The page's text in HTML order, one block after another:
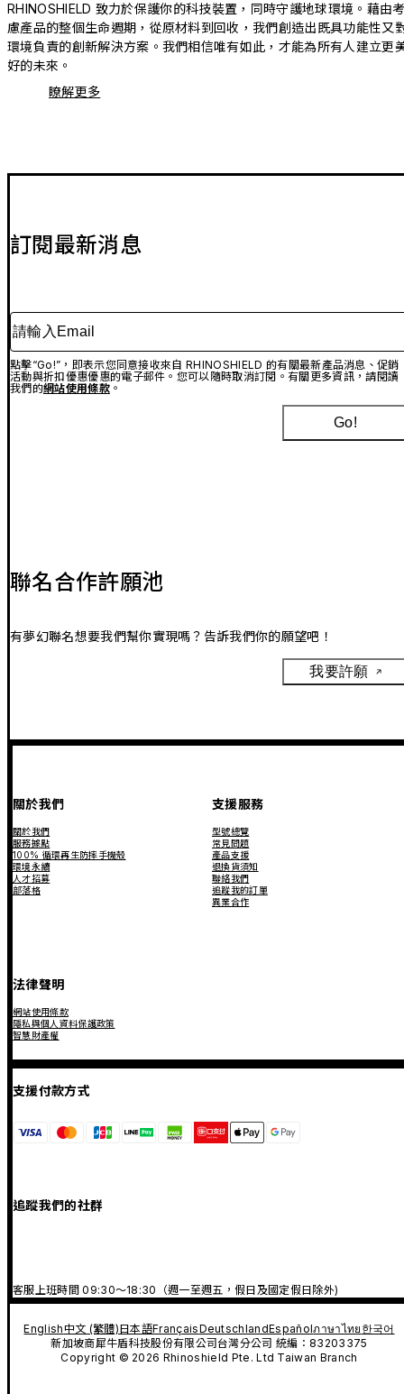
RHINOSHIELD 致力於保護你的科技裝置，同時守護地球環境。藉由
慮產品的整個生命週期，從原材料到回收，我們創造出既具功能性又
環境負責的創新解決方案。我們相信唯有如此，才能為所有人建立更
好的未來。
瞭解更多
訂閱最新消息
請輸入Email
點擊“Go!”，即表示您同意接收來自 RHINOSHIELD 的有關最新產品消息、促銷
活動與折扣優惠優惠的電子郵件。您可以隨時取消訂閱。有關更多資訊，請閱讀
我們的網站使用條款。
Go!
聯名合作許願池
有夢幻聯名想要我們幫你實現嗎？告訴我們你的願望吧！
我要許願
關於我們
關於我們
服務據點
100% 循環再生防摔手機殼
環境永續
人才招募
部落格
支援服務
型號總覽
常見問題
產品支援
退換貨須知
聯絡我們
追蹤我的訂單
異業合作
法律聲明
網站使用條款
隱私與個人資料保護政策
智慧財產權
支援付款方式
追蹤我們的社群
客服上班時間 09:30～18:30（週一至週五，假日及國定假日除外)
English中文 (繁體)日本語FrançaisDeutschlandEspañolภาษาไทย 한국어
新加坡商犀牛盾科技股份有限公司台灣分公司 統編：83203375
Copyright © 2026 Rhinoshield Pte. Ltd Taiwan Branch